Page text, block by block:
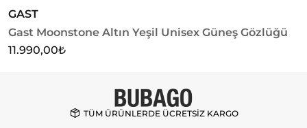
GAST
Gast Moonstone Altın Yeşil Unisex Güneş Gözlüğü
11.990,00₺
TÜM ÜRÜNLERDE ÜCRETSİZ KARGO